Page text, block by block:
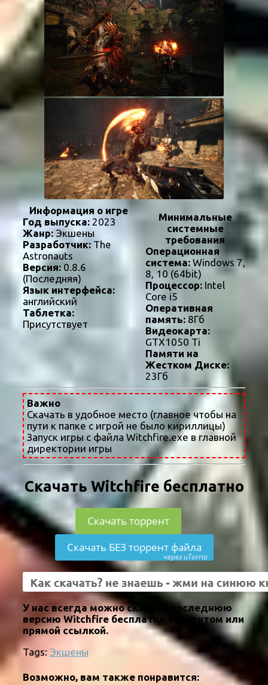
Информация о игре
Год выпуска: 2023
Жанр: Экшены
Разработчик: The
Astronauts
Версия: 0.8.6
(Последняя)
Язык интерфейса:
английский
Таблетка:
Присутствует
Минимальные
системные
требования
Операционная
система:Windows 7,
8, 10 (64bit)
Процессор:Intel
Core i5
Оперативная
память:8Гб
Видеокарта:
GTX1050 Ti
Памяти на
Жестком Диске:
23Гб
Важно
Скачать в удобное место (главное чтобы на
пути к папке с игрой не было кириллицы)
Запуск игры с файла Witchfire.exe в главной
директории игры
Скачать Witchfire бесплатно
Скачать торрент
Скачать БЕЗ торрент файла
через uTorria
У нас всегда можно скачать последнюю
версию Witchfire бесплатно торрентом или
прямой ссылкой.
Tags: Экшены
Возможно, вам также понравится: